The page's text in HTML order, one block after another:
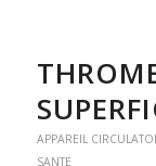
APPAREIL
SANTE